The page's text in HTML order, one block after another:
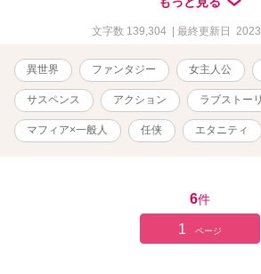
ができるのか？そして、2人の愛の結末は…
スペンスラブアクション！！
文字数 139,304 | 最終更新日
異世界 ファンタジー 女主人公
サスペンス アクション ラブストー
マフィア×一般人 任侠 エタニティ
6件
1 ページ